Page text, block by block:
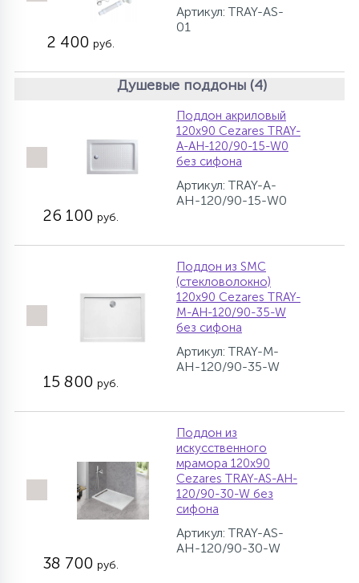
Артикул: TRAY-AS-
01
2 400 руб.
Душевые поддоны (4)
Поддон акриловый
120х90 Cezares TRAY-
A-AH-120/90-15-W0
без сифона
Артикул: TRAY-A-
AH-120/90-15-W0
26 100 руб.
Поддон из SMC
(стекловолокно)
120х90 Cezares TRAY-
M-AH-120/90-35-W
без сифона
Артикул: TRAY-M-
AH-120/90-35-W
15 800 руб.
Поддон из
искусственного
мрамора 120х90
Cezares TRAY-AS-AH-
120/90-30-W без
сифона
Артикул: TRAY-AS-
AH-120/90-30-W
38 700 руб.